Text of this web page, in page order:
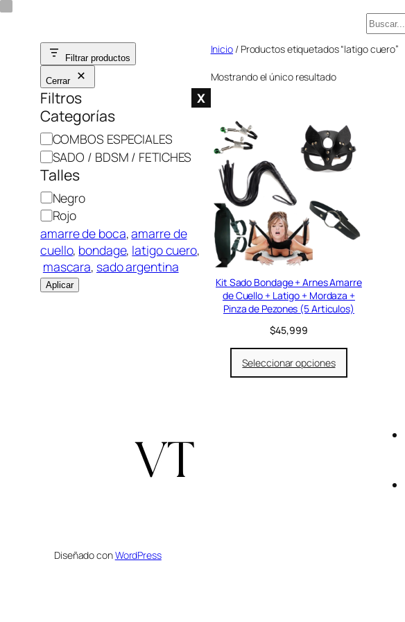
Saltar
contenido
Buscar
Filtrar productos
Cerrar
Filtros X
Categorías
C
a
t
e
g
o
r
í
a
COMBOS ESPECIALES
SADO / BDSM / FETICHES
Talles
C
o
l
o
Negro
Rojo
amarre de boca, amarre de
cuello, bondage, latigo cuero,
mascara, sado argentina
Aplicar
Inicio / Productos etiquetados “latigo cuero”
Mostrando el único resultado
Kit Sado Bondage + Arnes Amarre
de Cuello + Latigo + Mordaza +
Pinza de Pezones (5 Articulos)
$45,999
Seleccionar opciones
Diseñado conWordPress